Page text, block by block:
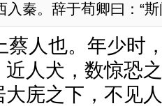
入秦。辞于荀卿曰：“
蔡人也。年少时
近人犬，数惊恐
大庑之下，不见